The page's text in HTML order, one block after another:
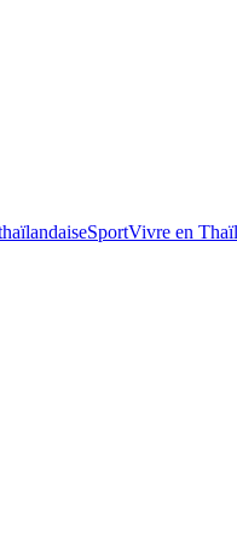
SportVivre en